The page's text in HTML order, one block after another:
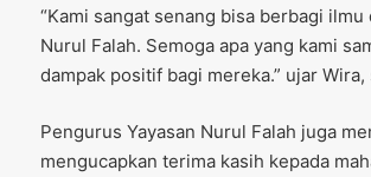
“Kami sangat senang bisa berbagi
Nurul Falah. Semoga apa yang kami
dampak positif bagi mereka.” ujar
Pengurus Yayasan Nurul Falah juga
mengucapkan terima kasih kepada